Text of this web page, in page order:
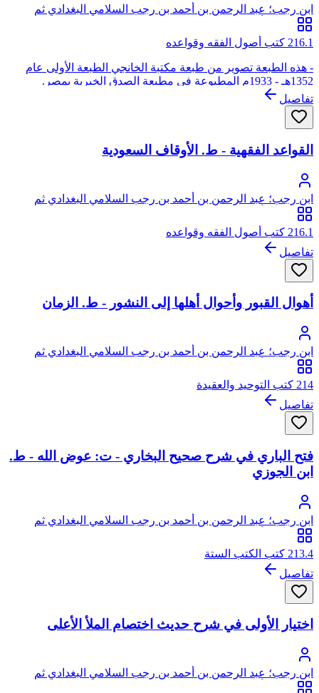
ابن رجب؛ عبد الرحمن بن أحمد بن رجب السلامي البغدادي ثم
الدمشقي، أبو الفرج، زين الدين
216.1 كتب أصول الفقه وقواعده
- هذه الطبعة تصوير من طبعة مكتبة الخانجي الطبعة الأولى عام
1352هـ - 1933م المطبوعة في مطبعة الصدق الخيرية بمصر.
تفاصيل
القواعد الفقهية - ط. الأوقاف السعودية
ابن رجب؛ عبد الرحمن بن أحمد بن رجب السلامي البغدادي ثم
الدمشقي، أبو الفرج، زين الدين
216.1 كتب أصول الفقه وقواعده
تفاصيل
أهوال القبور وأحوال أهلها إلى النشور - ط. الزمان
ابن رجب؛ عبد الرحمن بن أحمد بن رجب السلامي البغدادي ثم
الدمشقي، أبو الفرج، زين الدين
214 كتب التوحيد والعقيدة
تفاصيل
فتح الباري في شرح صحيح البخاري - ت: عوض الله - ط.
ابن الجوزي
ابن رجب؛ عبد الرحمن بن أحمد بن رجب السلامي البغدادي ثم
الدمشقي، أبو الفرج، زين الدين
213.4 كتب الكتب الستة
تفاصيل
اختيار الأولى في شرح حديث اختصام الملأ الأعلى
ابن رجب؛ عبد الرحمن بن أحمد بن رجب السلامي البغدادي ثم
الدمشقي، أبو الفرج، زين الدين